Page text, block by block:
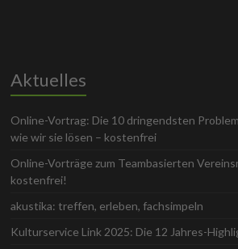
Aktuelles
Online-Vortrag: Die 10 dringendsten
wie wir sie lösen – kostenfrei
Online-Vorträge zum Teambasierten
kostenfrei!
akustika: treffen, erleben, fachsimpeln
Kulturservice Link 2025: Die 12 Jahres-